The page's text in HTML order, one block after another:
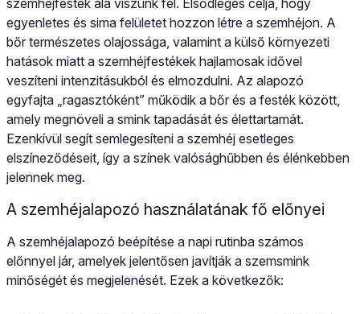
egyenletes és sima felületet hozzon létre a szemhéjon. A
bőr természetes olajossága, valamint a külső környezeti
hatások miatt a szemhéjfestékek hajlamosak idővel
veszíteni intenzitásukból és elmozdulni. Az alapozó
egyfajta „ragasztóként” működik a bőr és a festék között,
amely megnöveli a smink tapadását és élettartamát.
Ezenkívül segít semlegesíteni a szemhéj esetleges
elszíneződéseit, így a színek valósághűbben és élénkebben
jelennek meg.
A szemhéjalapozó használatának fő előnyei
A szemhéjalapozó beépítése a napi rutinba számos
előnnyel jár, amelyek jelentősen javítják a szemsmink
minőségét és megjelenését. Ezek a következők: